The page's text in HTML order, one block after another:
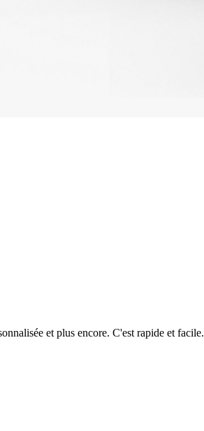
et plus encore. C'est rapide et facile.